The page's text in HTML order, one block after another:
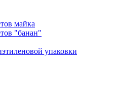
майка
"банан"
упаковки